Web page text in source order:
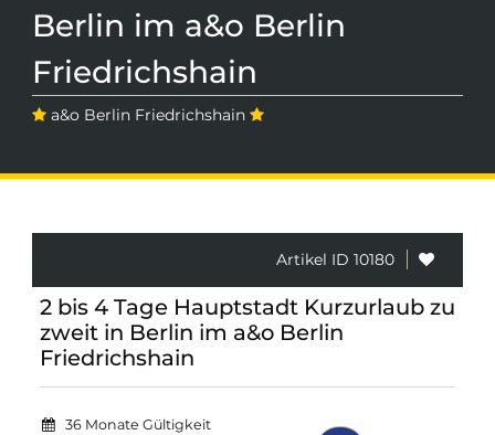
Berlin im a&o Berlin
Friedrichshain
a&o Berlin Friedrichshain
Artikel ID 10180
2 bis 4 Tage Hauptstadt Kurzurlaub zu
zweit in Berlin im a&o Berlin
Friedrichshain
36 Monate Gültigkeit